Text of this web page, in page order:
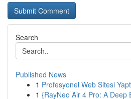
Search
Published News
1 Profesyonel Web Sitesi
1 {RayNeo Air 4 Pro: A Deep